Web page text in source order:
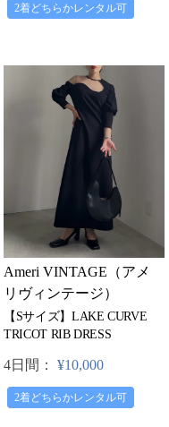
2着どちらかレンタル可
Ameri VINTAGE（アメ
リヴィンテージ）
【Sサイズ】LAKE CURVE
TRICOT RIB DRESS
4日間： ¥10,000
2着どちらかレンタル可